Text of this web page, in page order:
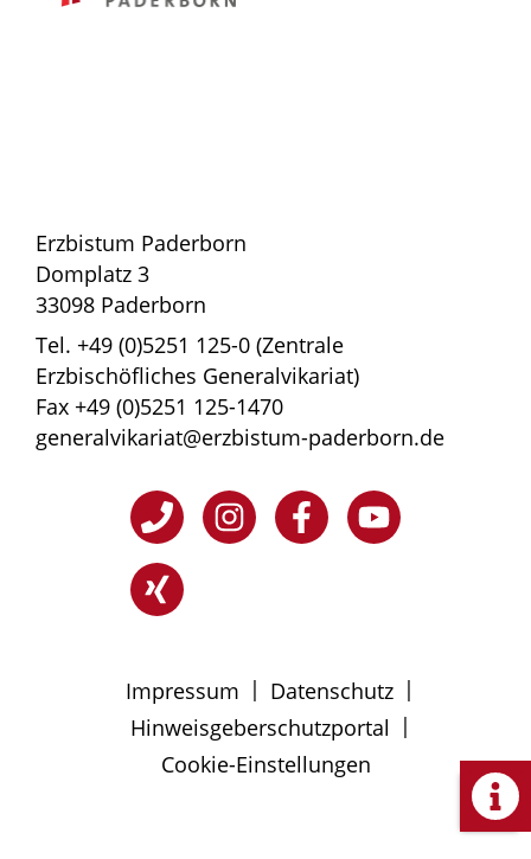
Erzbistum Paderborn
Domplatz 3
33098 Paderborn
Tel. +49 (0)5251 125-0 (Zentrale
Erzbischöfliches Generalvikariat)
Fax +49 (0)5251 125-1470
generalvikariat@erzbistum-paderborn.de
Impressum | Datenschutz |
Hinweisgeberschutzportal |
Cookie-Einstellungen